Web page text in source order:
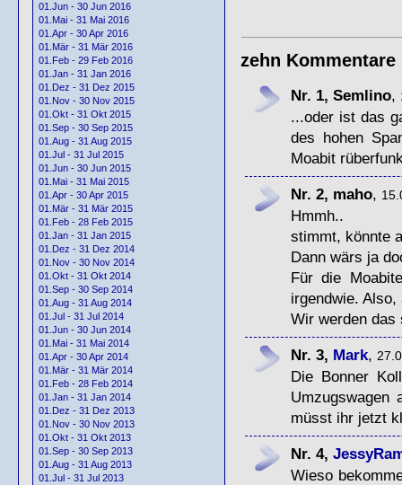
01.Jun - 30 Jun 2016
01.Mai - 31 Mai 2016
01.Apr - 30 Apr 2016
01.Mär - 31 Mär 2016
01.Feb - 29 Feb 2016
01.Jan - 31 Jan 2016
01.Dez - 31 Dez 2015
01.Nov - 30 Nov 2015
01.Okt - 31 Okt 2015
01.Sep - 30 Sep 2015
01.Aug - 31 Aug 2015
01.Jul - 31 Jul 2015
01.Jun - 30 Jun 2015
01.Mai - 31 Mai 2015
01.Apr - 30 Apr 2015
01.Mär - 31 Mär 2015
01.Feb - 28 Feb 2015
01.Jan - 31 Jan 2015
01.Dez - 31 Dez 2014
01.Nov - 30 Nov 2014
01.Okt - 31 Okt 2014
01.Sep - 30 Sep 2014
01.Aug - 31 Aug 2014
01.Jul - 31 Jul 2014
01.Jun - 30 Jun 2014
01.Mai - 31 Mai 2014
01.Apr - 30 Apr 2014
01.Mär - 31 Mär 2014
01.Feb - 28 Feb 2014
01.Jan - 31 Jan 2014
01.Dez - 31 Dez 2013
01.Nov - 30 Nov 2013
01.Okt - 31 Okt 2013
01.Sep - 30 Sep 2013
01.Aug - 31 Aug 2013
01.Jul - 31 Jul 2013
zehn Kommentare
Nr. 1, Semlino,
...oder ist das
des hohen
Moabit
Nr. 2, maho,
Hmmh..
stimmt, könnte
Dann wärs ja
Für die
irgendwie. Also,
Wir werden das
Nr. 3, Mark,
Die Bonner
müsst ihr jetzt
Nr. 4,
Wieso